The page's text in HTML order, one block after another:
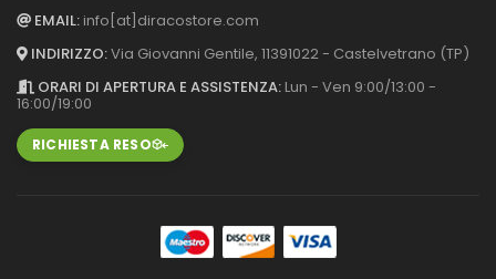
EMAIL: info[at]diracostore.com
INDIRIZZO:Via Giovanni Gentile, 11391022 - Castelvetrano (TP)
ORARI DI APERTURA E ASSISTENZA: Lun - Ven 9:00/13:00 -
16:00/19:00
RICHIESTA RESO